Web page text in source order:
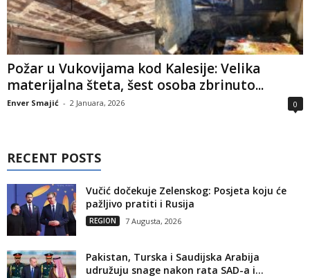
Požar u Vukovijama kod Kalesije: Velika
materijalna šteta, šest osoba zbrinuto...
Enver Smajić - 2 Januara, 2026 0
RECENT POSTS
Vučić dočekuje Zelenskog: Posjeta koju će
pažljivo pratiti i Rusija
REGION 7 Augusta, 2026
Pakistan, Turska i Saudijska Arabija
udružuju snage nakon rata SAD-a i...